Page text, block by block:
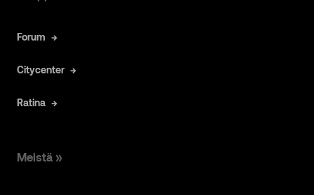
Forum
Citycenter
Ratina
Meistä »